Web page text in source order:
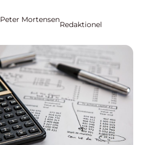
Peter Mortensen
Redaktionel